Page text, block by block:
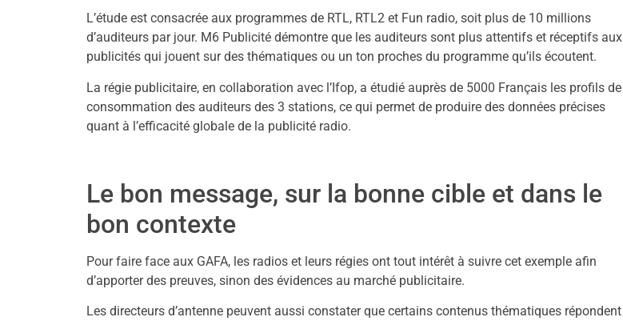
L’étude est consacrée aux programmes de RTL, RTL2 et Fun radio, soit plus de 10 millions
d’auditeurs par jour. M6 Publicité démontre que les auditeurs sont plus attentifs et réceptifs aux
publicités qui jouent sur des thématiques ou un ton proches du programme qu’ils écoutent.
La régie publicitaire, en collaboration avec l’Ifop, a étudié auprès de 5000 Français les profils de
consommation des auditeurs des 3 stations, ce qui permet de produire des données précises
quant à l’efficacité globale de la publicité radio.
Le bon message, sur la bonne cible et dans le
bon contexte
Pour faire face aux GAFA, les radios et leurs régies ont tout intérêt à suivre cet exemple afin
d’apporter des preuves, sinon des évidences au marché publicitaire.
Les directeurs d’antenne peuvent aussi constater que certains contenus thématiques répondent